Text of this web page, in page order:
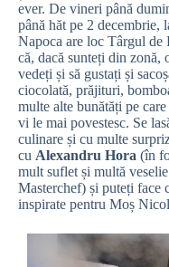
ever. De vineri până
până hăt pe 2
Napoca are loc Târgul
că, dacă sunteți din zonă,
vedeți și să gustați și
ciocolată, prăjituri,
multe alte bunătăți pe
vi le mai povestesc. Se
culinare și cu multe
cu Alexandru Hora (în
mult suflet și multă
Masterchef) și puteți face
inspirate pentru Moș